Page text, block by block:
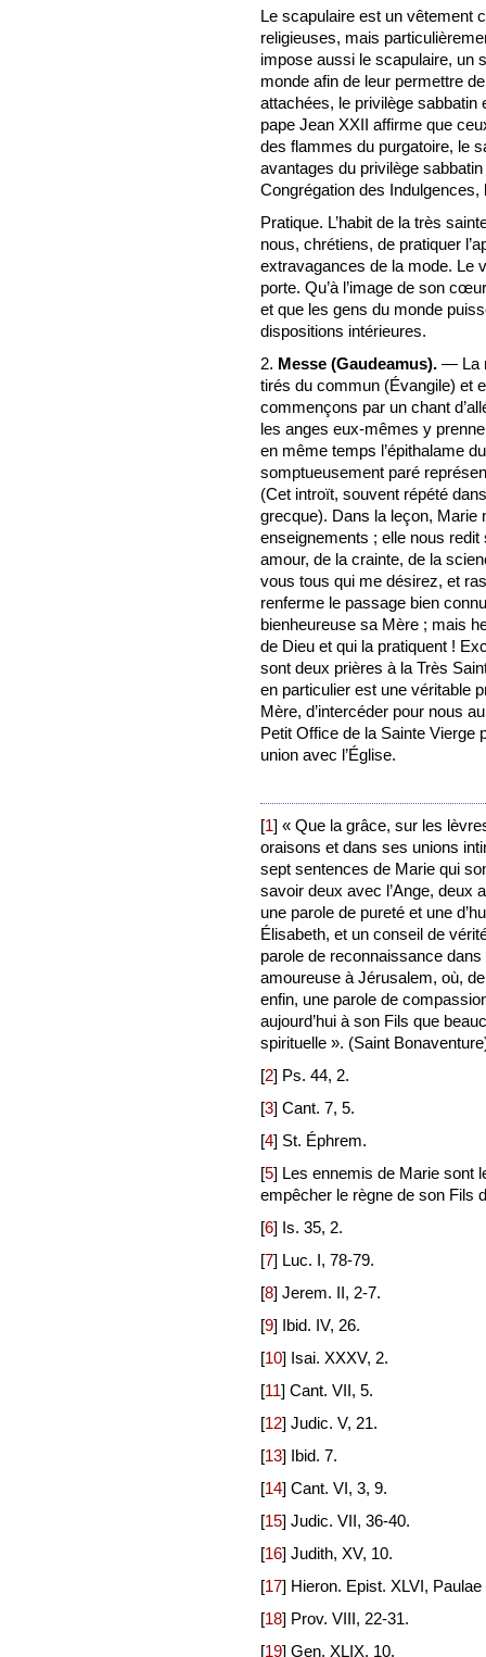
Le scapulaire est un vêtement
religieuses, mais
impose aussi le scapulaire, un
monde afin de leur permettre
attachées, le privilège sabbatin
pape Jean XXII affirme que
des flammes du purgatoire, le
avantages du privilège
Congrégation des Indulgences,
Pratique. L’habit de la très
nous, chrétiens, de pratiquer
extravagances de la mode. Le
porte. Qu’à l’image de son
et que les gens du monde
dispositions intérieures.
2. Messe (Gaudeamus). — La
tirés du commun (Évangile) et
commençons par un chant
les anges eux-mêmes y
en même temps l’épithalame
somptueusement paré
(Cet introït, souvent répété
grecque). Dans la leçon, Marie
enseignements ; elle nous
amour, de la crainte, de la
vous tous qui me désirez, et
renferme le passage bien
bienheureuse sa Mère ; mais
de Dieu et qui la pratiquent !
sont deux prières à la Très
en particulier est une véritable
Mère, d’intercéder pour nous
Petit Office de la Sainte Vierge
union avec l’Église.
[1] « Que la grâce, sur les
oraisons et dans ses unions
sept sentences de Marie qui
savoir deux avec l’Ange, deux
une parole de pureté et une
Élisabeth, et un conseil de
parole de reconnaissance
amoureuse à Jérusalem, où,
enfin, une parole de
aujourd’hui à son Fils que
spirituelle ». (Saint
[2] Ps. 44, 2.
[3] Cant. 7, 5.
[4] St. Éphrem.
[5] Les ennemis de Marie sont
empêcher le règne de son Fils
[6] Is. 35, 2.
[7] Luc. I, 78-79.
[8] Jerem. II, 2-7.
[9] Ibid. IV, 26.
[10] Isai. XXXV, 2.
[11] Cant. VII, 5.
[12] Judic. V, 21.
[13] Ibid. 7.
[14] Cant. VI, 3, 9.
[15] Judic. VII, 36-40.
[16] Judith, XV, 10.
[17] Hieron. Epist. XLVI,
[18] Prov. VIII, 22-31.
[19] Gen. XLIX, 10.